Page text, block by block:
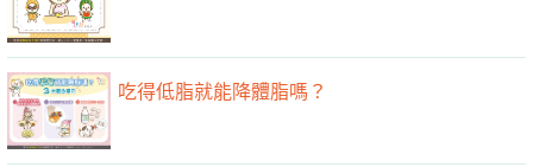
吃得低脂就能降體脂嗎？